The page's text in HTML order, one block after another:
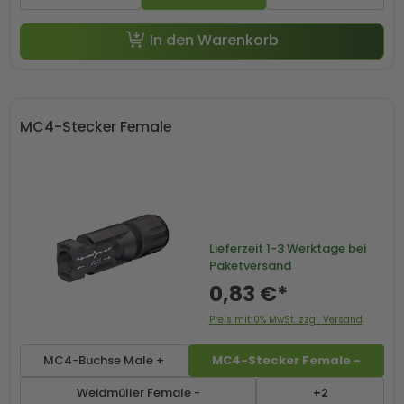
In den Warenkorb
MC4-Stecker Female
MC4-Buchse Male +
MC4-Stecker Female -
Weidmüller Female -
+2
Lieferzeit 1-3 Werktage bei
Paketversand
0,83 €*
Preis mit 0% MwSt. zzgl. Versand